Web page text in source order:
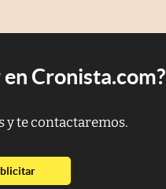
Cronista.com?
y te contactaremos.
abre en nueva pestaña